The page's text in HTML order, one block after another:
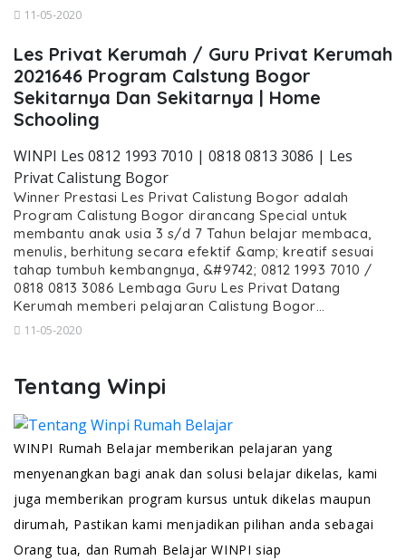
11-05-2020
Les Privat Kerumah / Guru Privat Kerumah
2021646 Program Calstung Bogor
Sekitarnya Dan Sekitarnya | Home
Schooling
WINPI Les 0812 1993 7010 | 0818 0813 3086 | Les
Privat Calistung Bogor
Winner Prestasi Les Privat Calistung Bogor adalah
Program Calistung Bogor dirancang Special untuk
membantu anak usia 3 s/d 7 Tahun belajar membaca,
menulis, berhitung secara efektif &amp; kreatif sesuai
tahap tumbuh kembangnya, &#9742; 0812 1993 7010 /
0818 0813 3086 Lembaga Guru Les Privat Datang
Kerumah memberi pelajaran Calistung Bogor…
11-05-2020
Tentang Winpi
WINPI Rumah Belajar memberikan pelajaran yang
menyenangkan bagi anak dan solusi belajar dikelas, kami
juga memberikan program kursus untuk dikelas maupun
dirumah, Pastikan kami menjadikan pilihan anda sebagai
Orang tua, dan Rumah Belajar WINPI siap